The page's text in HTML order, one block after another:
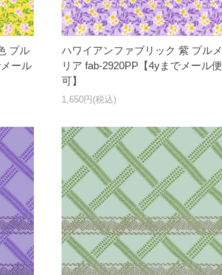
プル
ール
ハワイアンファブリック 紫 プルメ
リア fab-2920PP【4yまでメール便
可】
1,650円(税込)